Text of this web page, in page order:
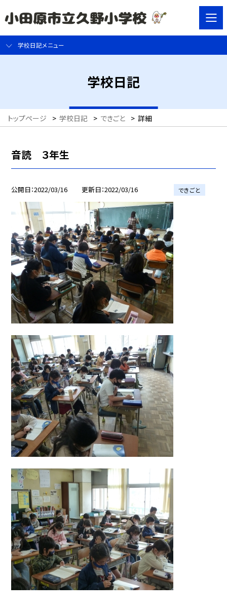
学校日記メニュー
学校日記
トップページ > 学校日記 > できごと > 詳細
音読 ３年生
公開日 2022/03/16 更新日 2022/03/16 できごと